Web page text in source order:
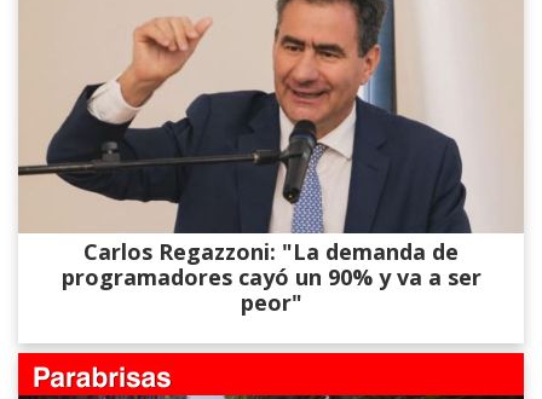
Carlos Regazzoni: "La demanda de
programadores cayó un 90% y va a ser
peor"